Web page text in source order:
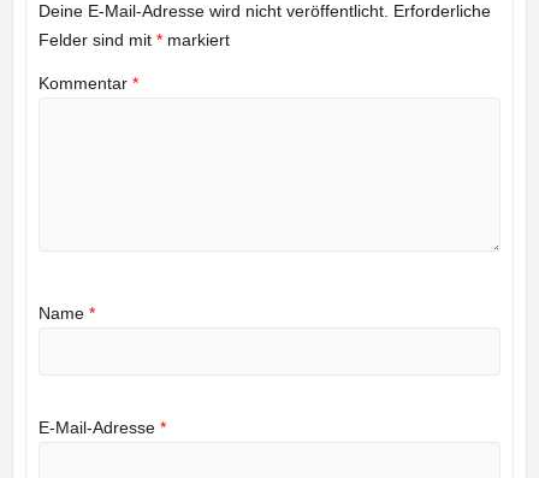
Deine E-Mail-Adresse wird nicht veröffentlicht. Erforderliche
Felder sind mit *markiert
Kommentar *
Name *
E-Mail-Adresse *